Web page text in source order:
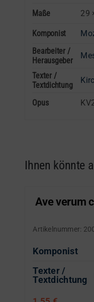
Maße 29
Komponist
Bearbeiter /
Herausgeber
Texter /
Textdichtung
Opus
Ihnen könnte
Ave verum
Artikelnummer:
Komponist
Texter /
Textdichtung